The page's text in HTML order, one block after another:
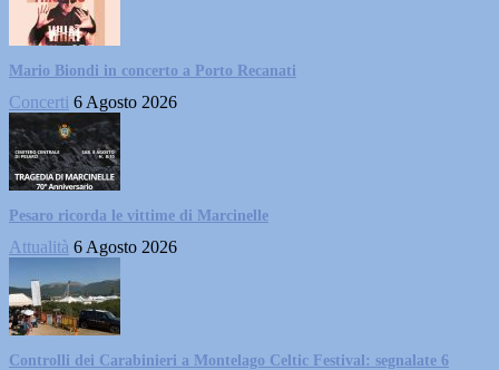
Mario Biondi in concerto a Porto Recanati
Concerti 6 Agosto 2026
Pesaro ricorda le vittime di Marcinelle
Attualità 6 Agosto 2026
Controlli dei Carabinieri a Montelago Celtic Festival: segnalate 6